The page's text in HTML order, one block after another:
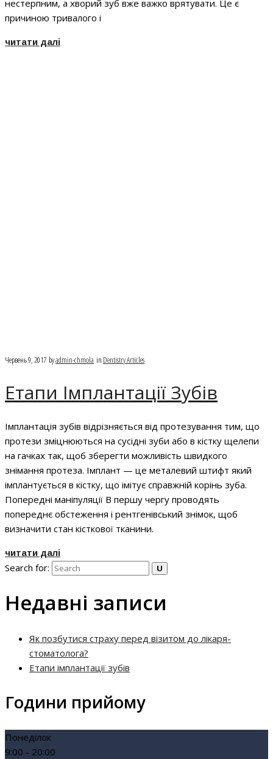
нестерпним, а хворий зуб вже важко врятувати. Це є
причиною тривалого і
читати далі
Червень 9, 2017 byadmin-chmola in Dentistry Articles
Етапи Імплантації Зубів
Імплантація зубів відрізняється від протезування тим, що
протези зміцнюються на сусідні зуби або в кістку щелепи
на гачках так, щоб зберегти можливість швидкого
знімання протеза. Імплант — це металевий штифт який
імплантується в кістку, що імітує справжній корінь зуба.
Попередні маніпуляції В першу чергу проводять
попереднє обстеження і рентгенівський знімок, щоб
визначити стан кісткової тканини.
читати далі
Search for:
Недавні записи
Як позбутися страху перед візитом до лікаря-
стоматолога?
Етапи імплантації зубів
Години прийому
Понеділок
9:00 - 20:00